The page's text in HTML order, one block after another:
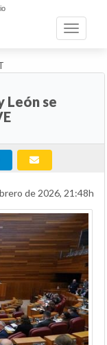
Toggle
León se
de 2026, 21:48h